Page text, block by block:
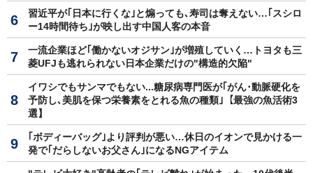
習近平が｢日本に行くな｣と煽っても､寿司は奪えない…｢スシロ
ー14時間待ち｣が映し出す中国人客の本音
一流企業ほど｢働かないオジサン｣が増殖していく…トヨタも三
菱UFJも逃れられない日本企業だけの"構造的欠陥"
イワシでもサンマでもない...糖尿病専門医が｢がん･動脈硬化を
予防し､美肌を保つ栄養素をとれる魚の種類｣【最強の魚活術3
選】
｢ボディーバッグ｣より評判が悪い…休日のイオンで見かける一
発で｢だらしないお父さん｣になるNGアイテム